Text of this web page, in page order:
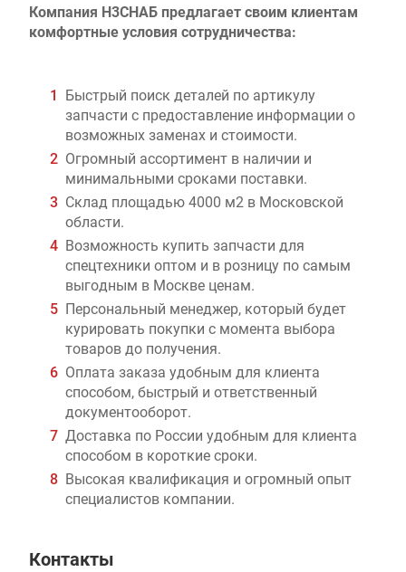
Компания Н3СНАБ предлагает своим клиентам
комфортные условия сотрудничества:
Быстрый поиск деталей по артикулу
запчасти с предоставление информации о
возможных заменах и стоимости.
Огромный ассортимент в наличии и
минимальными сроками поставки.
Склад площадью 4000 м2 в Московской
области.
Возможность купить запчасти для
спецтехники оптом и в розницу по самым
выгодным в Москве ценам.
Персональный менеджер, который будет
курировать покупки с момента выбора
товаров до получения.
Оплата заказа удобным для клиента
способом, быстрый и ответственный
документооборот.
Доставка по России удобным для клиента
способом в короткие сроки.
Высокая квалификация и огромный опыт
специалистов компании.
Контакты